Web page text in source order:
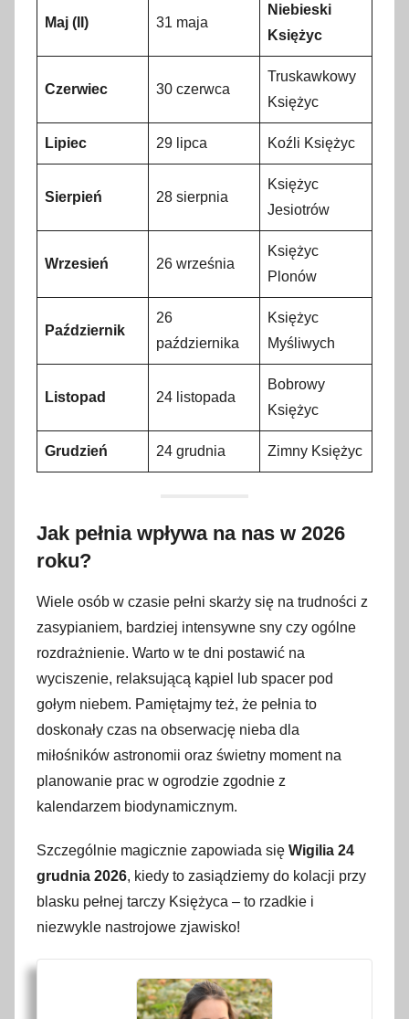
Maj (II) 31 maja
Niebieski
Księżyc
Czerwiec 30 czerwca
Truskawkowy
Księżyc
Lipiec 29 lipca Koźli Księżyc
Sierpień 28 sierpnia
Księżyc
Jesiotrów
Wrzesień 26 września
Księżyc
Plonów
Październik
26
października
Księżyc
Myśliwych
Listopad 24 listopada
Bobrowy
Księżyc
Grudzień 24 grudnia Zimny Księżyc
Jak pełnia wpływa na nas w 2026
roku?
Wiele osób w czasie pełni skarży się na trudności z
zasypianiem, bardziej intensywne sny czy ogólne
rozdrażnienie. Warto w te dni postawić na
wyciszenie, relaksującą kąpiel lub spacer pod
gołym niebem. Pamiętajmy też, że pełnia to
doskonały czas na obserwację nieba dla
miłośników astronomii oraz świetny moment na
planowanie prac w ogrodzie zgodnie z
kalendarzem biodynamicznym.
Szczególnie magicznie zapowiada się Wigilia 24
grudnia 2026, kiedy to zasiądziemy do kolacji przy
blasku pełnej tarczy Księżyca – to rzadkie i
niezwykle nastrojowe zjawisko!